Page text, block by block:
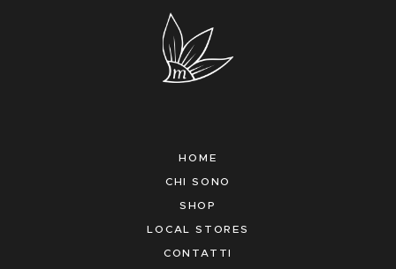
HOME
CHI SONO
SHOP
LOCAL STORES
CONTATTI